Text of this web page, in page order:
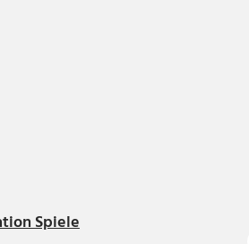
Spiele